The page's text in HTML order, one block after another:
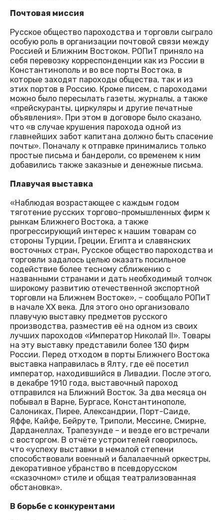
Почтовая миссия
Русское общество пароходства и торговли сыграло
особую роль в организации почтовой связи между
Россией и Ближним Востоком. РОПиТ приняло на
себя перевозку корреспонденции как из России в
Константинополь и во все порты Востока, в
которые заходят пароходы общества, так и из
этих портов в Россию. Кроме писем, с пароходами
можно было пересылать газеты, журналы, а также
«прейскуранты, циркуляры и другие печатные
объявления». При этом в договоре было сказано,
что «в случае крушения парохода одной из
главнейших забот капитана должно быть спасение
почты». Поначалу к отправке принимались только
простые письма и бандероли, со временем к ним
добавились также заказные и денежные письма.
Плавучая выставка
«Наблюдая возрастающее с каждым годом
тяготение русских торгово-промышленных фирм к
рынкам Ближнего Востока, а также
прогрессирующий интерес к нашим товарам со
стороны Турции, Греции, Египта и славянских
восточных стран, Русское общество пароходства и
торговли задалось целью оказать посильное
содействие более тесному сближению с
названными странами и дать необходимый толчок
широкому развитию отечественной экспортной
торговли на Ближнем Востоке», – сообщало РОПиТ
в начале ХХ века. Для этого оно организовало
плавучую выставку предметов русского
производства, разместив её на одном из своих
лучших пароходов «Император Николай II». Товары
на эту выставку представили более 130 фирм
России. Перед отходом в порты Ближнего Востока
выставка направилась в Ялту, где её посетил
император, находившийся в Ливадии. После этого,
в декабре 1910 года, выставочный пароход
отправился на Ближний Восток. За два месяца он
побывал в Варне, Бургасе, Константинополе,
Салониках, Пирее, Александрии, Порт-Саиде,
Яффе, Кайфе, Бейруте, Триполи, Мессине, Смирне,
Дарданеллах, Трапезунде – и везде его встречали
с восторгом. В отчёте устроителей говорилось,
что «успеху выставки в немалой степени
способствовали военный и балалаечный оркестры,
декоративное убранство в псевдорусском
«сказочном» стиле и общая театрализованная
обстановка».
В борьбе с конкурентами